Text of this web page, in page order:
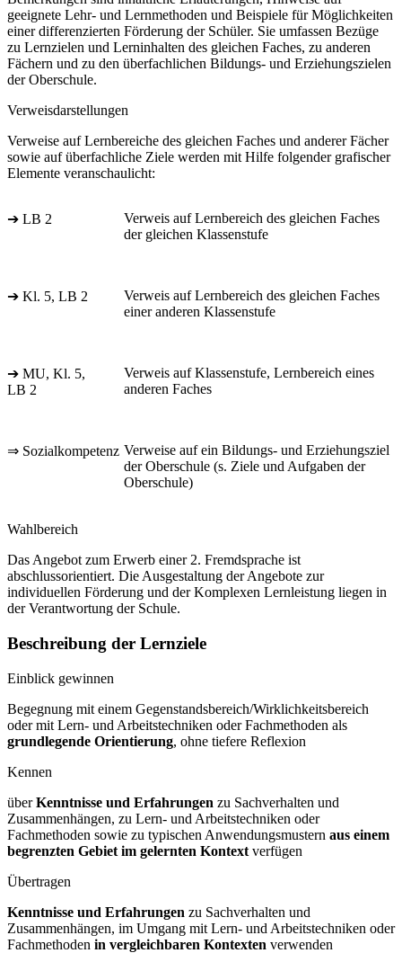
geeignete Lehr- und Lernmethoden und Beispiele für Möglichkeiten
einer differenzierten Förderung der Schüler. Sie umfassen Bezüge
zu Lernzielen und Lerninhalten des gleichen Faches, zu anderen
Fächern und zu den überfachlichen Bildungs- und Erziehungszielen
der Oberschule.
Verweisdarstellungen
Verweise auf Lernbereiche des gleichen Faches und anderer Fächer
sowie auf überfachliche Ziele werden mit Hilfe folgender grafischer
Elemente veranschaulicht:
➔ LB 2
Verweis auf Lernbereich des gleichen Faches
der gleichen Klassenstufe
➔ Kl. 5, LB 2
Verweis auf Lernbereich des gleichen Faches
einer anderen Klassenstufe
➔ MU, Kl. 5,
LB 2
Verweis auf Klassenstufe, Lernbereich eines
anderen Faches
⇒ Sozialkompetenz Verweise auf ein Bildungs- und Erziehungsziel
der Oberschule (s. Ziele und Aufgaben der
Oberschule)
Wahlbereich
Das Angebot zum Erwerb einer 2. Fremdsprache ist
abschlussorientiert. Die Ausgestaltung der Angebote zur
individuellen Förderung und der Komplexen Lernleistung liegen in
der Verantwortung der Schule.
Beschreibung der Lernziele
Einblick gewinnen
Begegnung mit einem Gegenstandsbereich/Wirklichkeitsbereich
oder mit Lern- und Arbeitstechniken oder Fachmethoden als
grundlegende Orientierung, ohne tiefere Reflexion
Kennen
überKenntnisse und Erfahrungen zu Sachverhalten und
Zusammenhängen, zu Lern- und Arbeitstechniken oder
Fachmethoden sowie zu typischen Anwendungsmustern aus einem
begrenzten Gebiet im gelernten Kontext verfügen
Übertragen
Kenntnisse und Erfahrungen zu Sachverhalten und
Zusammenhängen, im Umgang mit Lern- und Arbeitstechniken oder
Fachmethoden in vergleichbaren Kontexten verwenden